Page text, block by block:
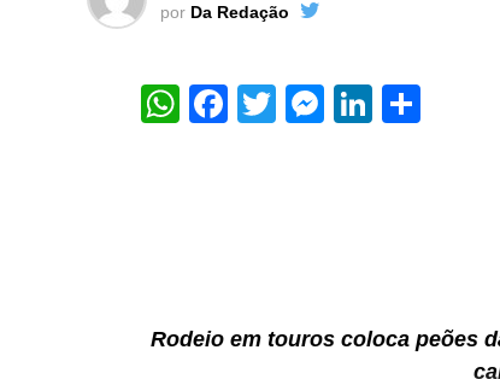
por Da Redação
WhatsApp
Facebook
TwitterMessenger
LinkedIn
Rodeio em touros coloca peões